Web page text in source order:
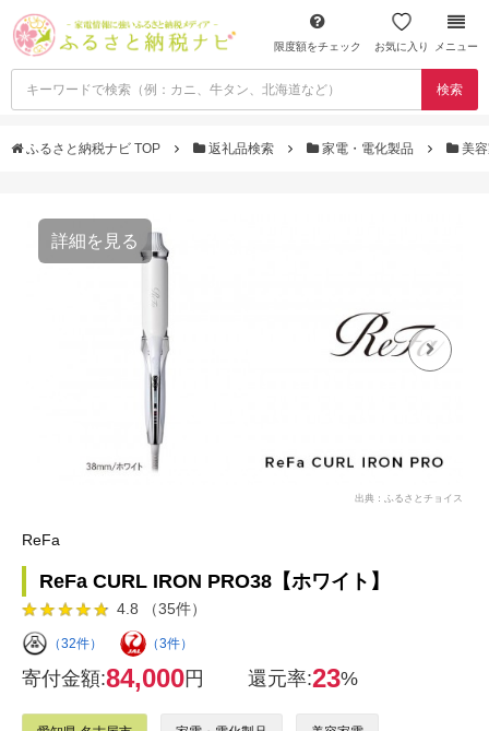
限度額をチェック お気に入り メニュー
検索
ふるさと納税ナビ TOP 返礼品検索 家電・電化製品 美
詳細を見る
出典：ふるさとチョイス
ReFa
ReFa CURL IRON PRO38【ホワイト】
4.8 （35件）
（32件） （3件）
寄付金額:84,000円 還元率:23%